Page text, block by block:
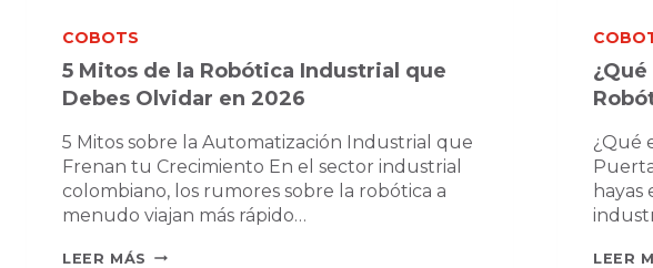
COBOTS
5 Mitos de la Robótica Industrial que
Debes Olvidar en 2026
5 Mitos sobre la Automatización Industrial que
Frenan tu Crecimiento En el sector industrial
colombiano, los rumores sobre la robótica a
menudo viajan más rápido…
LEER MÁS 5
¿Qué
hayas
LEER